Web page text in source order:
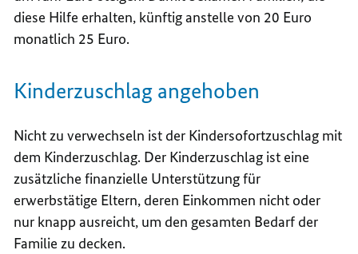
diese Hilfe erhalten, künftig anstelle von 20 Euro
monatlich 25 Euro.
Kinderzuschlag angehoben
Nicht zu verwechseln ist der Kindersofortzuschlag mit
dem Kinderzuschlag. Der Kinderzuschlag ist eine
zusätzliche finanzielle Unterstützung für
erwerbstätige Eltern, deren Einkommen nicht oder
nur knapp ausreicht, um den gesamten Bedarf der
Familie zu decken.